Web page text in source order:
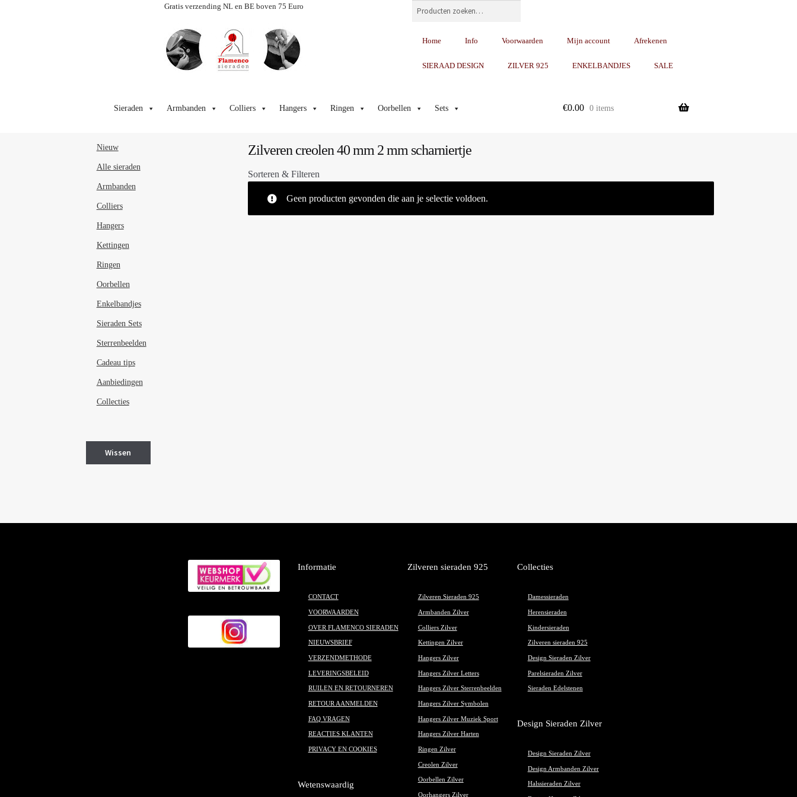
Gratis verzending NL en BE boven 75 Euro Zoeken
Home Info Voorwaarden Mijn account Afrekenen
SIERAAD DESIGN ZILVER 925 ENKELBANDJES SALE
door
naar
Sieraden Armbanden Colliers Hangers Ringen Oorbellen Sets €0.00 0 items
Zilveren creolen 40 mm 2 mm scharniertje
Sorteren & Filteren
Geen producten gevonden die aan je selectie voldoen.
Nieuw
Alle sieraden
Armbanden
Colliers
Hangers
Kettingen
Ringen
Oorbellen
Enkelbandjes
Sieraden Sets
Sterrenbeelden
Cadeau tips
Aanbiedingen
Collecties
Wissen
Informatie
CONTACT
VOORWAARDEN
OVER FLAMENCO SIERADEN
NIEUWSBRIEF
VERZENDMETHODE
LEVERINGSBELEID
RUILEN EN RETOURNEREN
RETOUR AANMELDEN
FAQ VRAGEN
REACTIES KLANTEN
PRIVACY EN COOKIES
Wetenswaardig
Zilveren sieraden 925
Zilveren Sieraden 925
Armbanden Zilver
Colliers Zilver
Kettingen Zilver
Hangers Zilver
Hangers Zilver Letters
Hangers Zilver Sterrenbeelden
Hangers Zilver Symbolen
Hangers Zilver Muziek Sport
Hangers Zilver Harten
Ringen Zilver
Creolen Zilver
Oorbellen Zilver
Oorhangers Zilver
Collecties
Damessieraden
Herensieraden
Kindersieraden
Zilveren sieraden 925
Design Sieraden Zilver
Parelsieraden Zilver
Sieraden Edelstenen
Design Sieraden Zilver
Design Sieraden Zilver
Design Armbanden Zilver
Halssieraden Zilver